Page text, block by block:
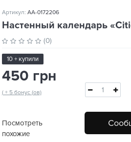
Артикул: AA-0172206
Настенный календарь
(0)
10 + купили
450 грн
( + 5 бонус (ов)
Посмотреть
похожие